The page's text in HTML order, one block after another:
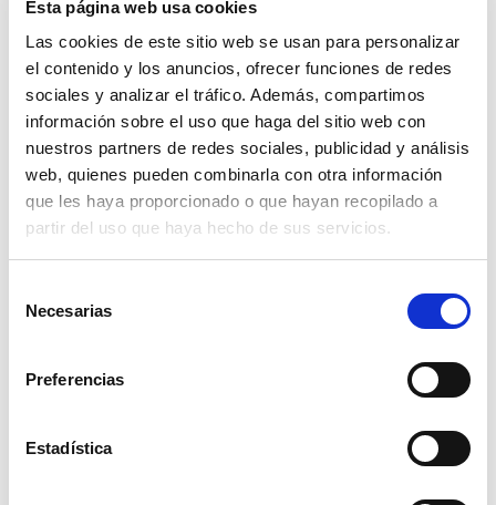
Esta página web usa cookies
Las cookies de este sitio web se usan para personalizar
el contenido y los anuncios, ofrecer funciones de redes
sociales y analizar el tráfico. Además, compartimos
información sobre el uso que haga del sitio web con
nuestros partners de redes sociales, publicidad y análisis
web, quienes pueden combinarla con otra información
que les haya proporcionado o que hayan recopilado a
partir del uso que haya hecho de sus servicios.
Necesarias
Preferencias
Estadística
Otros cuidados
¿Qué hacer en caso de
El dolor de hígado es un trastorno muy
común que no debe subestimarse. ¿Sabe
Saber más